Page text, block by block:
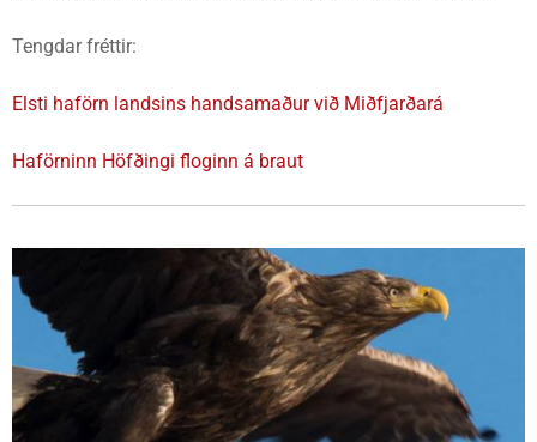
Tengdar fréttir:
Elsti haförn landsins handsamaður við Miðfjarðará
Haförninn Höfðingi floginn á braut